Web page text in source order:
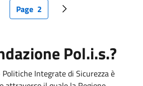
precedente
Pagina attuale
Page 2 Pagina successiva
Pol.i.s.?
Politiche Integrate di Sicurezza è